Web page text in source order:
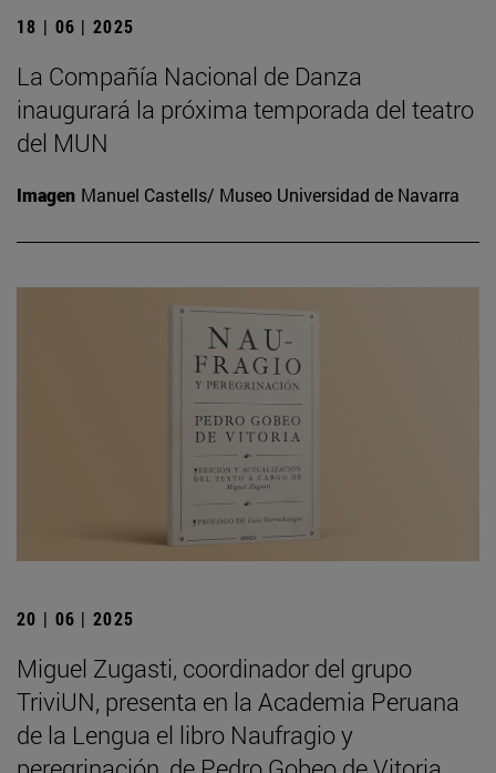
18 | 06 | 2025
La Compañía Nacional de Danza
inaugurará la próxima temporada del teatro
del MUN
Imagen Manuel Castells/ Museo Universidad de Navarra
20 | 06 | 2025
Miguel Zugasti, coordinador del grupo
TriviUN, presenta en la Academia Peruana
de la Lengua el libro Naufragio y